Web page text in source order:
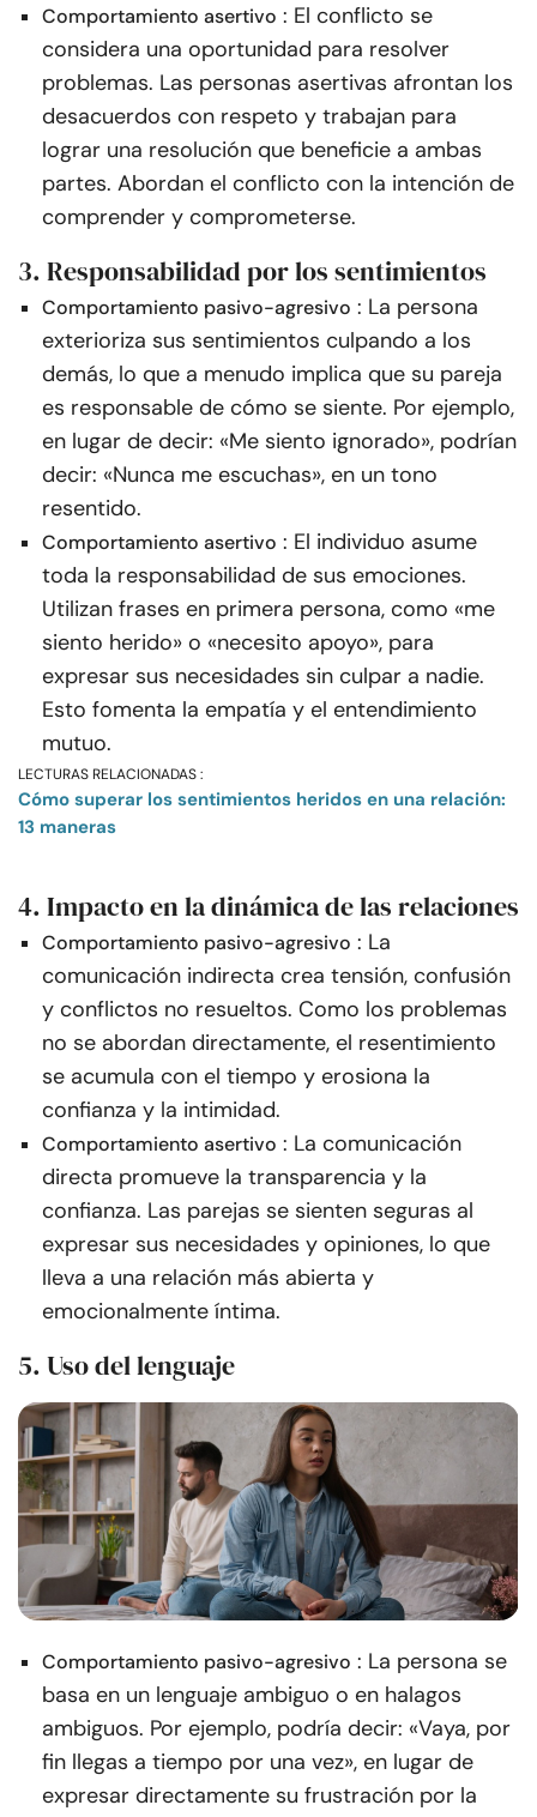
Comportamiento asertivo : El conflicto se
considera una oportunidad para resolver
problemas. Las personas asertivas afrontan los
desacuerdos con respeto y trabajan para
lograr una resolución que beneficie a ambas
partes. Abordan el conflicto con la intención de
comprender y comprometerse.
3. Responsabilidad por los sentimientos
Comportamiento pasivo-agresivo : La persona
exterioriza sus sentimientos culpando a los
demás, lo que a menudo implica que su pareja
es responsable de cómo se siente. Por ejemplo,
en lugar de decir: «Me siento ignorado», podrían
decir: «Nunca me escuchas», en un tono
resentido.
Comportamiento asertivo : El individuo asume
toda la responsabilidad de sus emociones.
Utilizan frases en primera persona, como «me
siento herido» o «necesito apoyo», para
expresar sus necesidades sin culpar a nadie.
Esto fomenta la empatía y el entendimiento
mutuo.
LECTURAS RELACIONADAS :
Cómo superar los sentimientos heridos en una relación:
13 maneras
4. Impacto en la dinámica de las relaciones
Comportamiento pasivo-agresivo : La
comunicación indirecta crea tensión, confusión
y conflictos no resueltos. Como los problemas
no se abordan directamente, el resentimiento
se acumula con el tiempo y erosiona la
confianza y la intimidad.
Comportamiento asertivo : La comunicación
directa promueve la transparencia y la
confianza. Las parejas se sienten seguras al
expresar sus necesidades y opiniones, lo que
lleva a una relación más abierta y
emocionalmente íntima.
5. Uso del lenguaje
Comportamiento pasivo-agresivo : La persona se
basa en un lenguaje ambiguo o en halagos
ambiguos. Por ejemplo, podría decir: «Vaya, por
fin llegas a tiempo por una vez», en lugar de
expresar directamente su frustración por la